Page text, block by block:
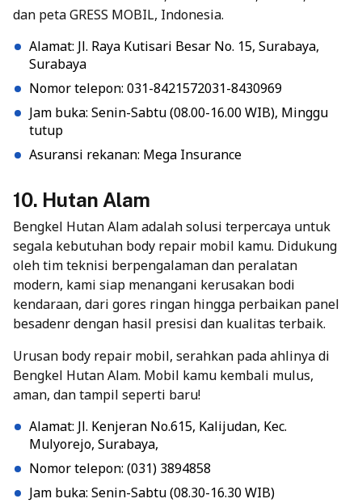
dan peta GRESS MOBIL, Indonesia.
Alamat: Jl. Raya Kutisari Besar No. 15, Surabaya,
Surabaya
Nomor telepon: 031-8421572031-8430969
Jam buka: Senin-Sabtu (08.00-16.00 WIB), Minggu
tutup
Asuransi rekanan: Mega Insurance
10. Hutan Alam
Bengkel Hutan Alam adalah solusi terpercaya untuk
segala kebutuhan body repair mobil kamu. Didukung
oleh tim teknisi berpengalaman dan peralatan
modern, kami siap menangani kerusakan bodi
kendaraan, dari gores ringan hingga perbaikan panel
besadenr dengan hasil presisi dan kualitas terbaik.
Urusan body repair mobil, serahkan pada ahlinya di
Bengkel Hutan Alam. Mobil kamu kembali mulus,
aman, dan tampil seperti baru!
Alamat: Jl. Kenjeran No.615, Kalijudan, Kec.
Mulyorejo, Surabaya,
Nomor telepon: (031) 3894858
Jam buka: Senin-Sabtu (08.30-16.30 WIB)